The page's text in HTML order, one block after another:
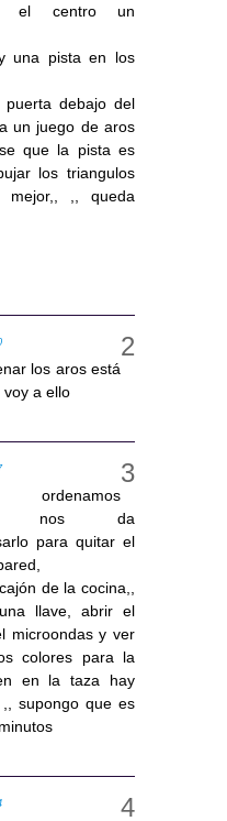
el centro un
una pista en los
debajo del
un juego de aros
que la pista es
los triangulos
mejor,, ,, queda
los aros está
a ello
nos da
para quitar el
de la cocina,,
llave, abrir el
microondas y ver
colores para la
en la taza hay
supongo que es